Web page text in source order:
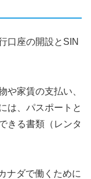
口座の開設とSIN
や家賃の支払い、
は、パスポートと
きる書類（レンタ
ナダで働くために